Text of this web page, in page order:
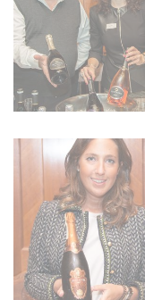
CGV & PROTECTION DES
DONNÉES
FAQ